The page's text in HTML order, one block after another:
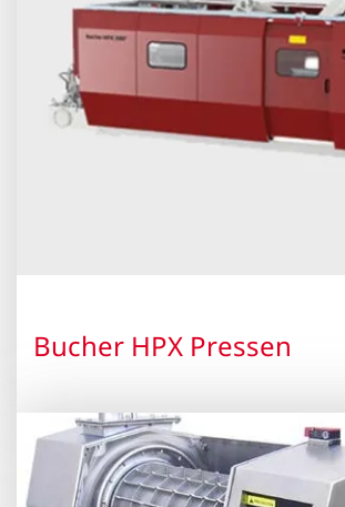
Bucher HPX Pressen